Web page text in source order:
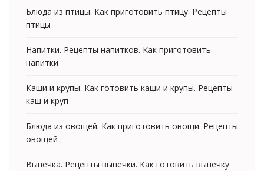
Блюда из птицы. Как приготовить птицу. Рецепты
птицы
Напитки. Рецепты напитков. Как приготовить
напитки
Каши и крупы. Как готовить каши и крупы. Рецепты
каш и круп
Блюда из овощей. Как приготовить овощи. Рецепты
овощей
Выпечка. Рецепты выпечки. Как готовить выпечку